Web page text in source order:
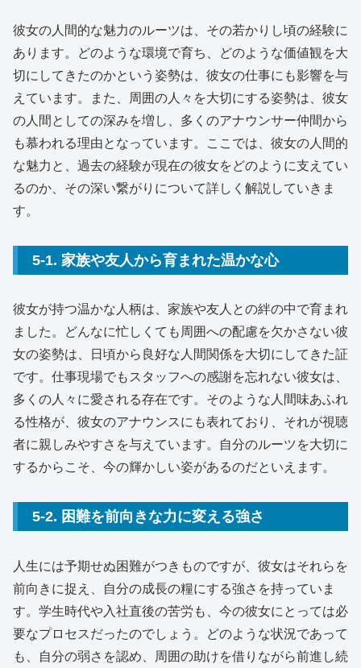
彼女の人間的な魅力のルーツは、その若かりし頃の経験に
あります。どのような環境で育ち、どのような価値観を大
切にしてきたのかという姿勢は、彼女の仕事にも影響を与
えています。また、周囲の人々を大切にする姿勢は、彼女
の人間としての深みを増し、多くのアナウンサー仲間から
も慕われる理由となっています。ここでは、彼女の人間的
な魅力と、過去の経験が現在の彼女をどのように支えてい
るのか、その深い繋がりについて詳しく解説していきま
す。
5-1. 家族や友人から育まれた温かな心
彼女が持つ温かな人柄は、家族や友人との絆の中で育まれ
ました。どんなに忙しくても周囲への配慮を欠かさない彼
女の姿勢は、日頃から良好な人間関係を大切にしてきた証
です。仕事現場でもスタッフへの感謝を忘れない彼女は、
多くの人々に愛される存在です。そのような人間味あふれ
る性格が、彼女のアナウンスにも表れており、それが視聴
者に親しみやすさを与えています。自分のルーツを大切に
するからこそ、今の輝かしい姿があるのだといえます。
5-2. 困難を前向きな力に変える強さ
人生には予期せぬ困難がつきものですが、彼女はそれらを
前向きに捉え、自分の成長の糧にする強さを持っていま
す。学生時代や入社直後の苦労も、今の彼女にとっては必
要なプロセスだったのでしょう。どのような状況であって
も、自分の弱さを認め、周囲の助けを借りながら前進し続